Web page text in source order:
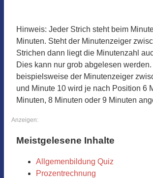
Hinweis: Jeder Strich steht beim
Minuten. Steht der Minutenzeiger
Strichen dann liegt die Minutenzahl
Dies kann nur grob abgelesen werden.
beispielsweise der Minutenzeiger
und Minute 10 wird je nach Position 6
Minuten, 8 Minuten oder 9 Minuten
Anzeigen:
Meistgelesene Inhalte
Allgemenbildung Quiz
Prozentrechnung